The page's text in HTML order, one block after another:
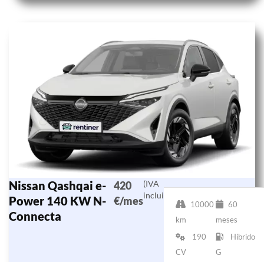
Nissan Qashqai e-
Power 140 KW N-
Connecta
420
€/mes
(IVA
incluido)
10000
km
60
meses
190
CV
Híbrido
G